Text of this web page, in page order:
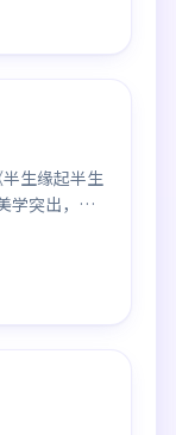
生缘起半生
学突出，节
作。